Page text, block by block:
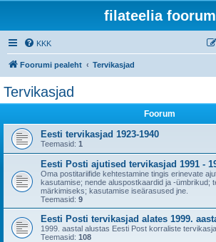
filateelia foorum
KKK
Foorumi pealeht Tervikasjad
Tervikasjad
Foorum
Eesti tervikasjad 1923-1940
Teemasid: 1
Eesti Posti ajutised tervikasjad 1991 -
Oma postitariifide kehtestamine tingis erinevate
kasutamise; nende aluspostkaardid ja -ümbrikud;
märkimiseks; kasutamise iseärasused jne.
Teemasid: 9
Eesti Posti tervikasjad alates 1999.
1999. aastal alustas Eesti Post korraliste
Teemasid: 108